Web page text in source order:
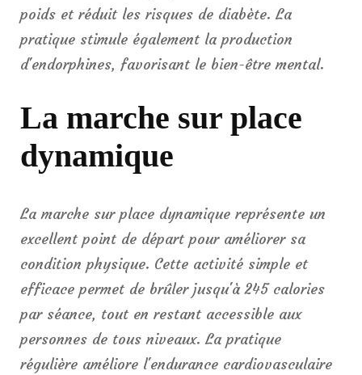
poids et réduit les risques de diabète. La
pratique stimule également la production
d'endorphines, favorisant le bien-être mental.
La marche sur place
dynamique
La marche sur place dynamique représente un
excellent point de départ pour améliorer sa
condition physique. Cette activité simple et
efficace permet de brûler jusqu'à 245 calories
par séance, tout en restant accessible aux
personnes de tous niveaux. La pratique
régulière améliore l'endurance cardiovasculaire